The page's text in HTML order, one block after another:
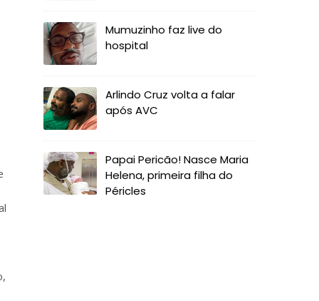
Mumuzinho faz live do
hospital
Arlindo Cruz volta a falar
após AVC
Papai Pericão! Nasce Maria
Helena, primeira filha do
Péricles